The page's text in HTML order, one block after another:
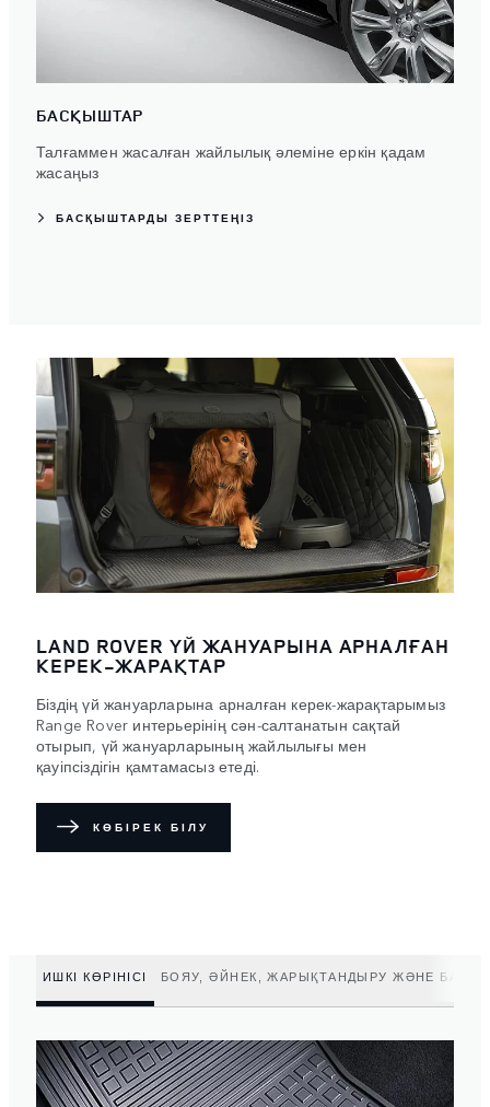
БАСҚЫШТАР
Талғаммен жасалған жайлылық әлеміне еркін қадам
жасаңыз
БАСҚЫШТАРДЫ ЗЕРТТЕҢІЗ
LAND ROVER ҮЙ ЖАНУАРЫНА АРНАЛҒАН
КЕРЕК-ЖАРАҚТАР
Біздің үй жануарларына арналған керек-жарақтарымыз
Range Rover интерьерінің сән-салтанатын сақтай
отырып, үй жануарларының жайлылығы мен
қауіпсіздігін қамтамасыз етеді.
КӨБІРЕК БІЛУ
ИШКІ КӨРІНІСІ БОЯУ, ӘЙНЕК, ЖАРЫҚТАНДЫРУ ЖӘНЕ